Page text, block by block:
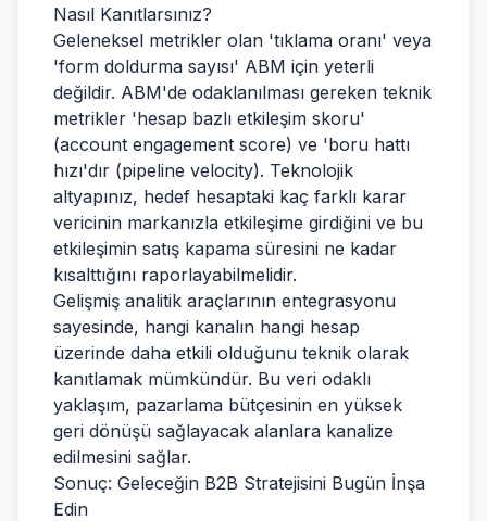
Nasıl Kanıtlarsınız?
Geleneksel metrikler olan 'tıklama oranı' veya
'form doldurma sayısı' ABM için yeterli
değildir. ABM'de odaklanılması gereken teknik
metrikler 'hesap bazlı etkileşim skoru'
(account engagement score) ve 'boru hattı
hızı'dır (pipeline velocity). Teknolojik
altyapınız, hedef hesaptaki kaç farklı karar
vericinin markanızla etkileşime girdiğini ve bu
etkileşimin satış kapama süresini ne kadar
kısalttığını raporlayabilmelidir.
Gelişmiş analitik araçlarının entegrasyonu
sayesinde, hangi kanalın hangi hesap
üzerinde daha etkili olduğunu teknik olarak
kanıtlamak mümkündür. Bu veri odaklı
yaklaşım, pazarlama bütçesinin en yüksek
geri dönüşü sağlayacak alanlara kanalize
edilmesini sağlar.
Sonuç: Geleceğin B2B Stratejisini Bugün İnşa
Edin